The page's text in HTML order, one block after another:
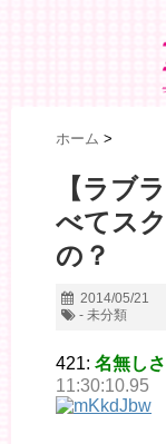
ホーム >
【ラブ
べてス
の？
2014/05/21
- 未分類
421: 名無し
11:30:10.95